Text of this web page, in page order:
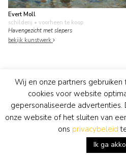
Evert Moll
schilderij • voorheen te koop
Havengezicht met slepers
bekijk kunstwerk
Wij en onze partners gebruiken
cookies voor website
gepersonaliseerde advertenties.
onze website of het sluiten van
ons privacybeleid
Ik ga